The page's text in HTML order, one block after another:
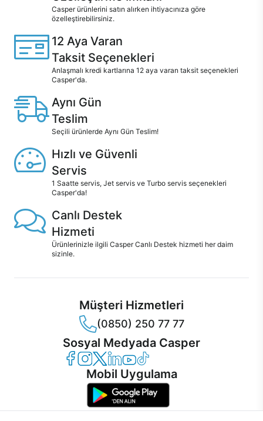
Casper ürünlerini satın alırken ihtiyacınıza göre
özelleştirebilirsiniz.
12 Aya Varan
Taksit Seçenekleri
Anlaşmalı kredi kartlarına 12 aya varan taksit seçenekleri
Casper'da.
Aynı Gün
Teslim
Seçili ürünlerde Aynı Gün Teslim!
Hızlı ve Güvenli
Servis
1 Saatte servis, Jet servis ve Turbo servis seçenekleri
Casper'da!
Canlı Destek
Hizmeti
Ürünlerinizle ilgili Casper Canlı Destek hizmeti her daim
sizinle.
Müşteri Hizmetleri
(0850) 250 77 77
Sosyal Medyada Casper
Casper Facebook
Casper Instagram
Casper Twitter
Casper LinkedIn
Casper YouTube
Casper TikTok
Mobil Uygulama